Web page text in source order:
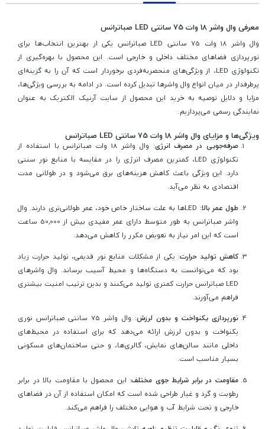
معرفی وال واشر 18 وات 75 سانتی LED صباترانس
وال واشر 18 وات 75 سانتی LED صباترانس یکی از بهترین انتخاب‌ها برای
نورپردازی فضاهای مختلف داخلی و خارجی است. این محصول با بهره‌گیری از
تکنولوژی LED، از ویژگی‌های منحصربه‌فردی برخوردار است که آن را به گزینه‌ای
پرطرفدار در میان انواع وال واشرها تبدیل کرده است. در ادامه به بررسی ویژگی‌ها،
مزایا و دلایل توصیه به خرید این محصول از سایت آرنیک الکتریک به عنوان
نمایندگی رسمی می‌پردازیم.
ویژگی‌ها و مزایای وال واشر 18 وات 75 سانتی LED صباترانس
صرفه‌جویی در مصرف انرژی
: وال واشر 18 وات صباترانس با استفاده از
تکنولوژی LED، کمترین مصرف انرژی را در مقایسه با منابع نور سنتی
دارد. این ویژگی باعث کاهش هزینه‌های برق می‌شود و در طولانی مدت
اقتصادی به نظر می‌آید.
طول عمر بالا
: LEDها به علت ساختار خاص خود، عمر طولانی‌تری دارند. وال
واشر صباترانس به طور متوسط دارای عمر مفیدی بیش از 50,000 ساعت
است که این امر نیاز به تعویض مکرر را کاهش می‌دهد.
کاهش تولید حرارت: یکی از مشکلات منابع نور قدیمی، تولید حرارت زیاد
بود که می‌توانست به دستگاه‌ها و محیط آسیب برساند. وال واشرهای
LED صباترانس حرارت کمتری تولید می‌کنند و بدین ترتیب امنیت بیشتری
فراهم می‌آورند.
نورپردازی یکنواخت و بدون لرزش
: وال واشر 75 سانتی صباترانس نوری
یکنواخت و بدون لرزش ارائه می‌دهد که برای استفاده در محیط‌های
داخلی مانند سالن‌های نمایش، گالری‌ها، و حتی ساختمان‌های مسکونی
بسیار مناسب است.
مقاومت در برابر شرایط جوی مختلف: این محصول با مقاومت بالا در برابر
رطوبت و گرد و غبار طراحی شده است که امکان استفاده از آن در فضاهای
خارجی و تحت شرایط آب و هوایی مختلف را فراهم می‌کند.